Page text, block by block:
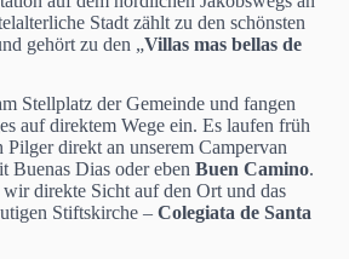
Stadt zählt zu den schönsten
gehört zu den „Villas mas bellas de
Stellplatz der Gemeinde und fangen
auf direktem Wege ein. Es laufen früh
Pilger direkt an unserem Campervan
Buenas Dias oder eben Buen Camino.
direkte Sicht auf den Ort und das
Stiftskirche – Colegiata de Santa